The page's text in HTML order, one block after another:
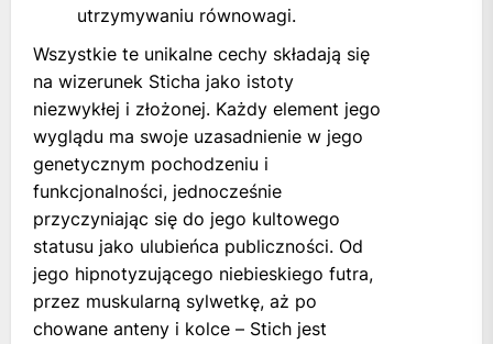
utrzymywaniu równowagi.
Wszystkie te unikalne cechy składają się
na wizerunek Sticha jako istoty
niezwykłej i złożonej. Każdy element jego
wyglądu ma swoje uzasadnienie w jego
genetycznym pochodzeniu i
funkcjonalności, jednocześnie
przyczyniając się do jego kultowego
statusu jako ulubieńca publiczności. Od
jego hipnotyzującego niebieskiego futra,
przez muskularną sylwetkę, aż po
chowane anteny i kolce – Stich jest